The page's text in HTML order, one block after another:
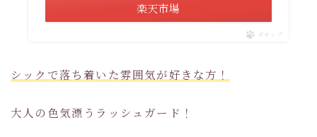
楽天市場
ポチップ
シックで落ち着いた雰囲気が好きな方！
大人の色気漂うラッシュガード！